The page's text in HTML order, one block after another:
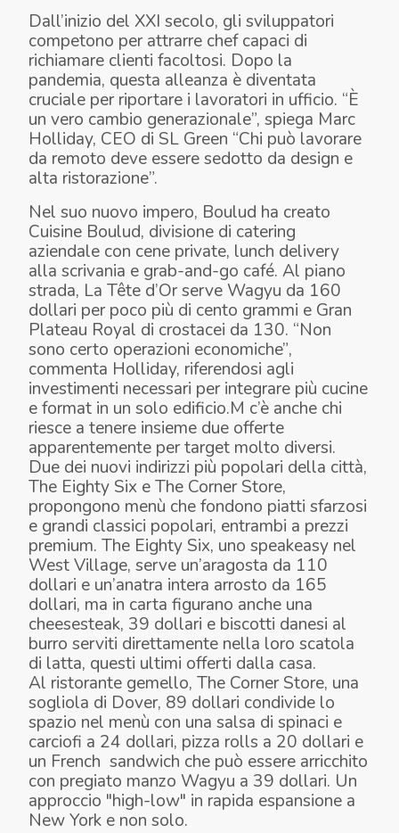
Dall’inizio del XXI secolo, gli sviluppatori
competono per attrarre chef capaci di
richiamare clienti facoltosi. Dopo la
pandemia, questa alleanza è diventata
cruciale per riportare i lavoratori in ufficio. “È
un vero cambio generazionale”, spiega Marc
Holliday, CEO di SL Green “Chi può lavorare
da remoto deve essere sedotto da design e
alta ristorazione”.
Nel suo nuovo impero, Boulud ha creato
Cuisine Boulud, divisione di catering
aziendale con cene private, lunch delivery
alla scrivania e grab-and-go café. Al piano
strada, La Tête d’Or serve Wagyu da 160
dollari per poco più di cento grammi e Gran
Plateau Royal di crostacei da 130. “Non
sono certo operazioni economiche”,
commenta Holliday, riferendosi agli
investimenti necessari per integrare più cucine
e format in un solo edificio.M c’è anche chi
riesce a tenere insieme due offerte
apparentemente per target molto diversi.
Due dei nuovi indirizzi più popolari della città,
The Eighty Six e The Corner Store,
propongono menù che fondono piatti sfarzosi
e grandi classici popolari, entrambi a prezzi
premium. The Eighty Six, uno speakeasy nel
West Village, serve un’aragosta da 110
dollari e un’anatra intera arrosto da 165
dollari, ma in carta figurano anche una
cheesesteak, 39 dollari e biscotti danesi al
burro serviti direttamente nella loro scatola
di latta, questi ultimi offerti dalla casa.
Al ristorante gemello, The Corner Store, una
sogliola di Dover, 89 dollari condivide lo
spazio nel menù con una salsa di spinaci e
carciofi a 24 dollari, pizza rolls a 20 dollari e
un French sandwich che può essere arricchito
con pregiato manzo Wagyu a 39 dollari. Un
approccio "high-low" in rapida espansione a
New York e non solo.